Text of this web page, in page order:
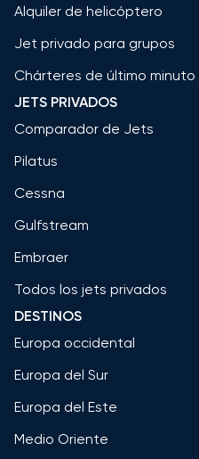
Alquiler de helicóptero
Jet privado para grupos
Chárteres de último minuto
JETS PRIVADOS
Comparador de Jets
Pilatus
Cessna
Gulfstream
Embraer
Todos los jets privados
DESTINOS
Europa occidental
Europa del Sur
Europa del Este
Medio Oriente